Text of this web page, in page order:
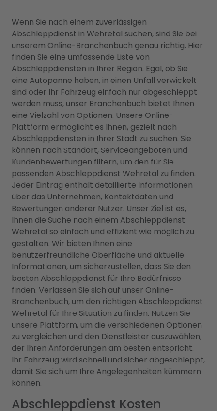
Wenn Sie nach einem zuverlässigen
Abschleppdienst in Wehretal suchen, sind Sie bei
unserem Online-Branchenbuch genau richtig. Hier
finden Sie eine umfassende Liste von
Abschleppdiensten in Ihrer Region. Egal, ob Sie
eine Autopanne haben, in einen Unfall verwickelt
sind oder Ihr Fahrzeug einfach nur abgeschleppt
werden muss, unser Branchenbuch bietet Ihnen
eine Vielzahl von Optionen. Unsere Online-
Plattform ermöglicht es Ihnen, gezielt nach
Abschleppdiensten in Ihrer Stadt zu suchen. Sie
können nach Standort, Serviceangeboten und
Kundenbewertungen filtern, um den für Sie
passenden Abschleppdienst Wehretal zu finden.
Jeder Eintrag enthält detaillierte Informationen
über das Unternehmen, Kontaktdaten und
Bewertungen anderer Nutzer. Unser Ziel ist es,
Ihnen die Suche nach einem Abschleppdienst
Wehretal so einfach und effizient wie möglich zu
gestalten. Wir bieten Ihnen eine
benutzerfreundliche Oberfläche und aktuelle
Informationen, um sicherzustellen, dass Sie den
besten Abschleppdienst für Ihre Bedürfnisse
finden. Verlassen Sie sich auf unser Online-
Branchenbuch, um den richtigen Abschleppdienst
Wehretal für Ihre Situation zu finden. Nutzen Sie
unsere Plattform, um die verschiedenen Optionen
zu vergleichen und den Dienstleister auszuwählen,
der Ihren Anforderungen am besten entspricht.
Ihr Fahrzeug wird schnell und sicher abgeschleppt,
damit Sie sich um Ihre Angelegenheiten kümmern
können.
Abschleppdienst Kosten